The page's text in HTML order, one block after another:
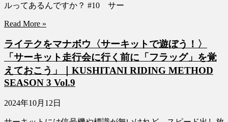
ルってあるんですか？ #10 サー
Read More »
ライテクをマナボウ〈サーキットで遊ぼう！〉
「サーキット走行会に行く前に「フラッグ」を覚
えておこう」｜KUSHITANI RIDING METHOD
SEASON 3 Vol.9
2024年10月12日